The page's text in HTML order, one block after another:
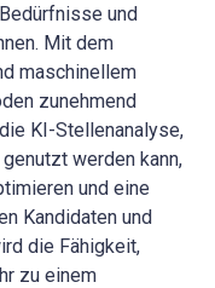
und
Mit dem
maschinellem
zunehmend
KI-Stellenanalyse,
werden kann,
und eine
Kandidaten und
die Fähigkeit,
zu einem